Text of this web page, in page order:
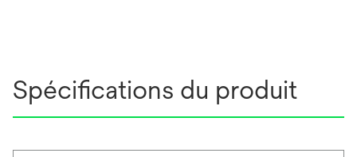
Spécifications du produit